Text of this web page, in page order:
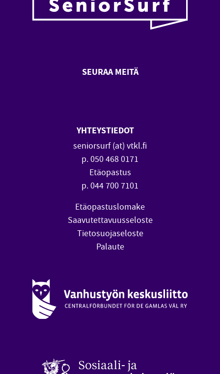
SEURAA MEITÄ
YHTEYSTIEDOT
seniorsurf (at) vtkl.fi
p. 050 468 0171
Etäopastus
p. 044 700 7101
Etäopastuslomake
Saavutettavuusseloste
Tietosuojaseloste
Palaute